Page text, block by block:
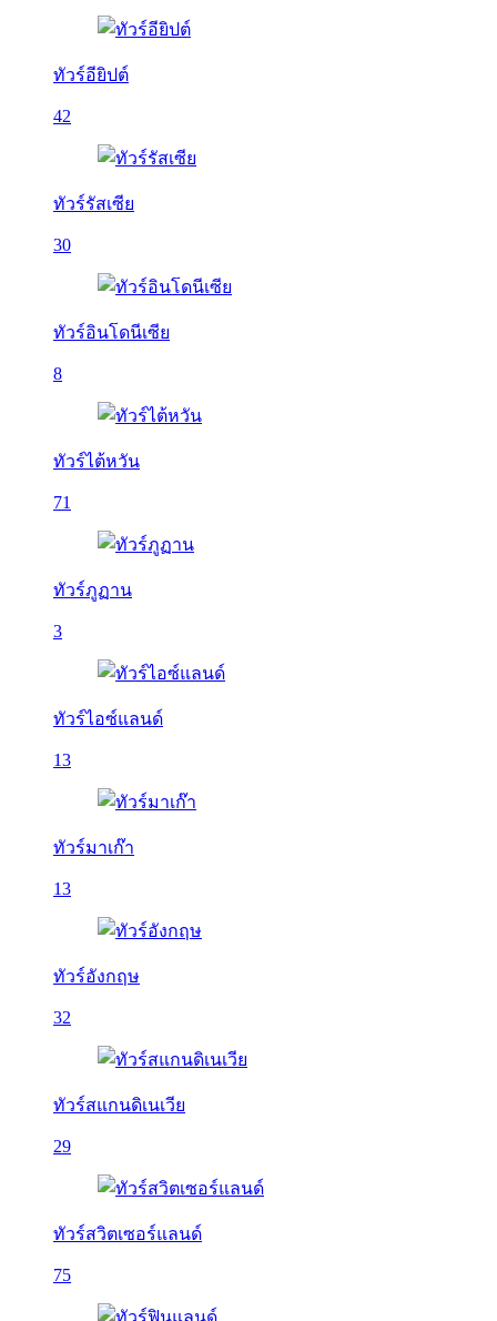
ทัวร์อียิปต์
42
ทัวร์รัสเซีย
30
ทัวร์อินโดนีเซีย
8
ทัวร์ไต้หวัน
71
ทัวร์ภูฏาน
3
ทัวร์ไอซ์แลนด์
13
ทัวร์มาเก๊า
13
ทัวร์อังกฤษ
32
ทัวร์สแกนดิเนเวีย
29
ทัวร์สวิตเซอร์แลนด์
75